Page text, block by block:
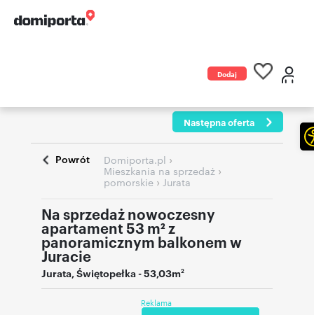
Dodaj
Następna oferta
Powrót Domiporta.pl ›
Mieszkania na sprzedaż ›
pomorskie › Jurata
Na sprzedaż nowoczesny
apartament 53 m² z
panoramicznym balkonem w
Juracie
Jurata,Świętopełka- 53,03m2
Reklama